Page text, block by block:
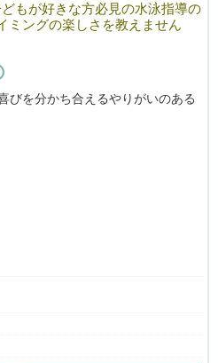
もが好きな方必見の水泳指導の
ミングの楽しさを教えません
びを分かち合えるやりがいのある